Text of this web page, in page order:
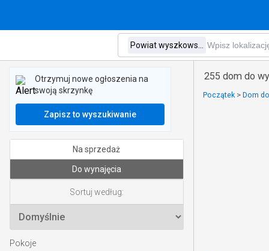
255 dom do
Początek > Dom
Otrzymuj nowe ogłoszenia na
swoją skrzynkę
Zapisz to wyszukiwanie
Na sprzedaż
Do wynajęcia
Sortuj według:
Pokoje